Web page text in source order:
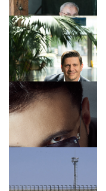
Családi
vállalkozások
TÁMOGATÓI